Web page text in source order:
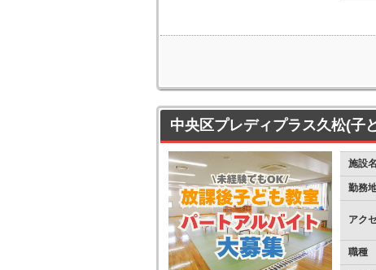
中央区プレディプラス久松(子
施設
勤務
アク
職種